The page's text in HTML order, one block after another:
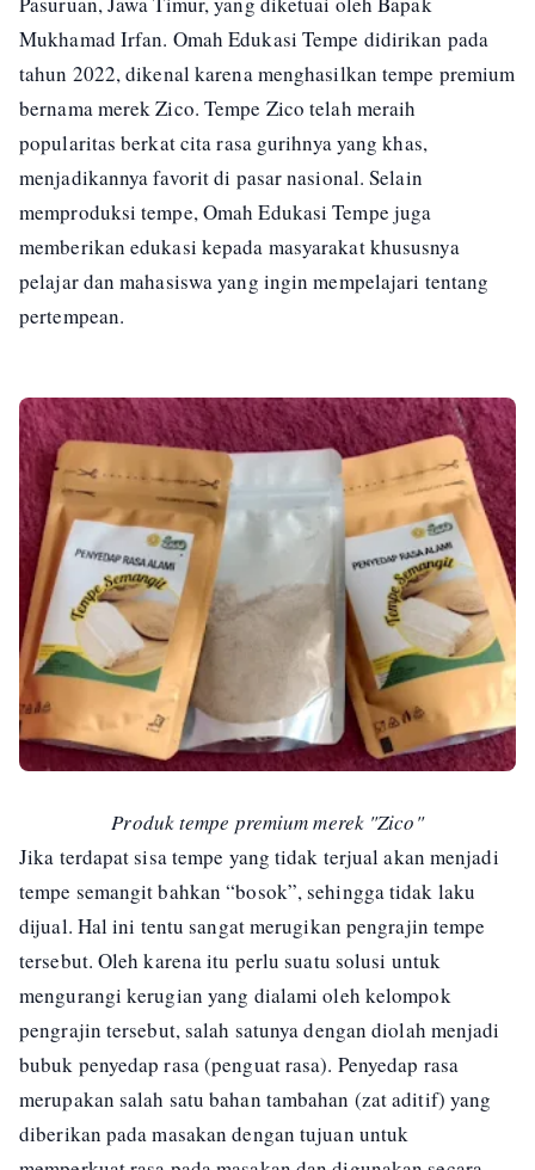
Mukhamad Irfan. Omah Edukasi Tempe didirikan pada
tahun 2022, dikenal karena menghasilkan tempe premium
bernama merek Zico. Tempe Zico telah meraih
popularitas berkat cita rasa gurihnya yang khas,
menjadikannya favorit di pasar nasional. Selain
memproduksi tempe, Omah Edukasi Tempe juga
memberikan edukasi kepada masyarakat khususnya
pelajar dan mahasiswa yang ingin mempelajari tentang
pertempean.
Produk tempe premium merek "Zico"
Jika terdapat sisa tempe yang tidak terjual akan menjadi
tempe semangit bahkan “bosok”, sehingga tidak laku
dijual. Hal ini tentu sangat merugikan pengrajin tempe
tersebut. Oleh karena itu perlu suatu solusi untuk
mengurangi kerugian yang dialami oleh kelompok
pengrajin tersebut, salah satunya dengan diolah menjadi
bubuk penyedap rasa (penguat rasa). Penyedap rasa
merupakan salah satu bahan tambahan (zat aditif) yang
diberikan pada masakan dengan tujuan untuk